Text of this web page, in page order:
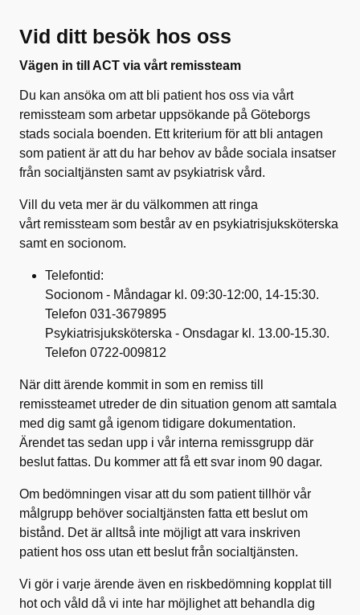
Vid ditt besök hos oss
Vägen in till ACT via vårt remissteam
Du kan ansöka om att bli patient hos oss via vårt
remissteam som arbetar uppsökande på Göteborgs
stads sociala boenden. Ett kriterium för att bli antagen
som patient är att du har behov av både sociala insatser
från socialtjänsten samt av psykiatrisk vård.
Vill du veta mer är du välkommen att ringa
vårt remissteam som består av en psykiatrisjuksköterska
samt en socionom.
Telefontid:
Socionom - Måndagar kl. 09:30-12:00, 14-15:30.
Telefon 031-3679895
Psykiatrisjuksköterska - Onsdagar kl. 13.00-15.30.
Telefon 0722-009812
När ditt ärende kommit in som en remiss till
remissteamet utreder de din situation genom att samtala
med dig samt gå igenom tidigare dokumentation.
Ärendet tas sedan upp i vår interna remissgrupp där
beslut fattas. Du kommer att få ett svar inom 90 dagar.
Om bedömningen visar att du som patient tillhör vår
målgrupp behöver socialtjänsten fatta ett beslut om
bistånd. Det är alltså inte möjligt att vara inskriven
patient hos oss utan ett beslut från socialtjänsten.
Vi gör i varje ärende även en riskbedömning kopplat till
hot och våld då vi inte har möjlighet att behandla dig